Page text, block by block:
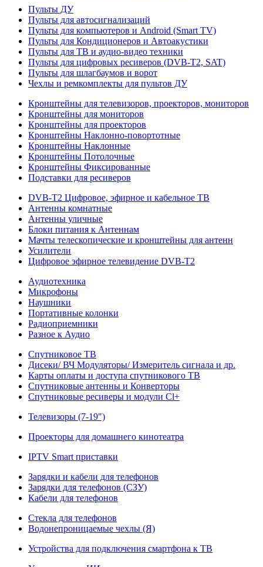
Пульты ДУ
Пульты для автосигнализаций
Пульты для компьютеров и Android (Smart TV)
Пульты для Кондиционеров и Автоакустики
Пульты для ТВ и аудио-видео техники
Пульты для цифровых ресиверов (DVB-T2, SAT)
Пульты для шлагбаумов и ворот
Чехлы и ремкомплекты для пультов ДУ
Кронштейны для телевизоров, проекторов, мониторов
Кронштейны для мониторов
Кронштейны для проекторов
Кронштейны Наклонно-повортотные
Кронштейны Наклонные
Кронштейны Потолочные
Кронштейны Фиксированные
Подставки для ресиверов
DVB-T2 Цифровое, эфирное и кабельное ТВ
Антенны комнатные
Антенны уличные
Блоки питания к Антеннам
Мачты телескопические и кронштейны для антенн
Усилители
Цифровое эфирное телевидение DVB-Т2
Аудиотехника
Микрофоны
Наушники
Портативные колонки
Радиоприемники
Разное к Аудио
Спутниковое ТВ
Дисеки/ ВЧ Модуляторы/ Измеритель сигнала и др.
Карты оплаты и доступа спутникового ТВ
Спутниковые антенны и Конверторы
Спутниковые ресиверы и модули Cl+
Телевизоры (7-19")
Проекторы для домашнего кинотеатра
IPTV Smart приставки
Зарядки и кабели для телефонов
Зарядки для телефонов (СЗУ)
Кабели для телефонов
Стекла для телефонов
Водонепроницаемые чехлы (Я)
Устройства для подключения смартфона к ТВ